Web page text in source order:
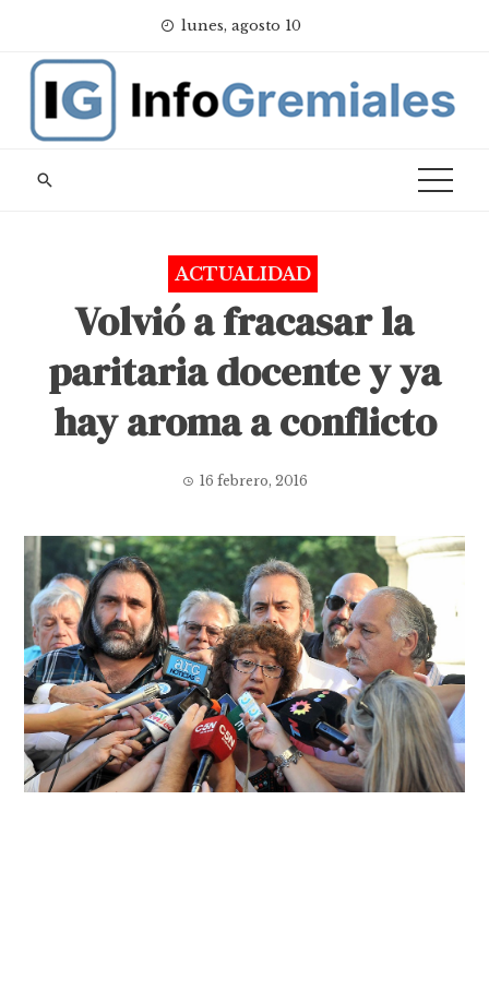
content
lunes, agosto 10
ACTUALIDAD
Volvió a fracasar la
paritaria docente y ya
hay aroma a conflicto
16 febrero, 2016